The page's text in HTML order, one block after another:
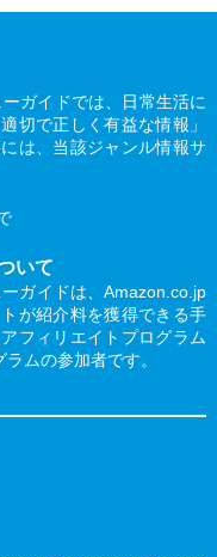
ガイドでは、日常生活に
切で正しく有益な情報」
は、当該ジャンル情報サ
いて
ガイドは、Amazon.co.jp
が紹介料を獲得できる手
フィリエイトプログラム
ムの参加者です。